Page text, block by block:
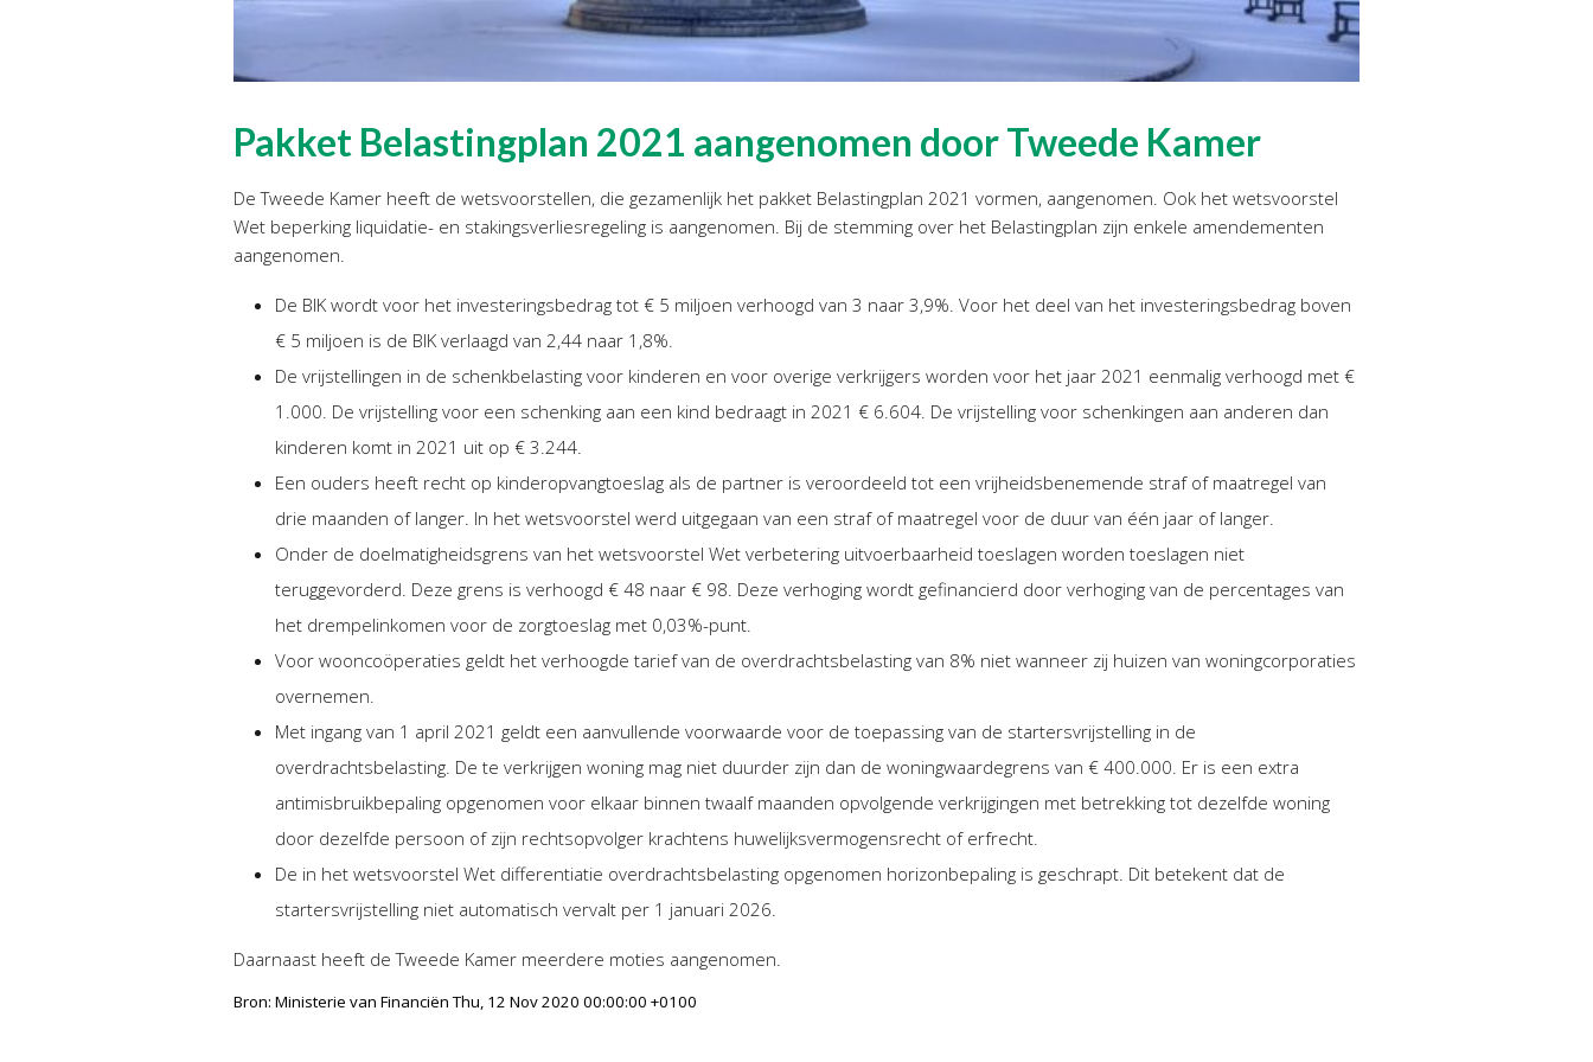
Pakket Belastingplan 2021 aangenomen door Tweede Kamer
De Tweede Kamer heeft de wetsvoorstellen, die gezamenlijk het pakket Belastingplan 2021 vormen, aangenomen. Ook het wetsvoorstel
Wet beperking liquidatie- en stakingsverliesregeling is aangenomen. Bij de stemming over het Belastingplan zijn enkele amendementen
aangenomen.
De BIK wordt voor het investeringsbedrag tot € 5 miljoen verhoogd van 3 naar 3,9%. Voor het deel van het investeringsbedrag boven
€ 5 miljoen is de BIK verlaagd van 2,44 naar 1,8%.
De vrijstellingen in de schenkbelasting voor kinderen en voor overige verkrijgers worden voor het jaar 2021 eenmalig verhoogd met €
1.000. De vrijstelling voor een schenking aan een kind bedraagt in 2021 € 6.604. De vrijstelling voor schenkingen aan anderen dan
kinderen komt in 2021 uit op € 3.244.
Een ouders heeft recht op kinderopvangtoeslag als de partner is veroordeeld tot een vrijheidsbenemende straf of maatregel van
drie maanden of langer. In het wetsvoorstel werd uitgegaan van een straf of maatregel voor de duur van één jaar of langer.
Onder de doelmatigheidsgrens van het wetsvoorstel Wet verbetering uitvoerbaarheid toeslagen worden toeslagen niet
teruggevorderd. Deze grens is verhoogd € 48 naar € 98. Deze verhoging wordt gefinancierd door verhoging van de percentages van
het drempelinkomen voor de zorgtoeslag met 0,03%-punt.
Voor wooncoöperaties geldt het verhoogde tarief van de overdrachtsbelasting van 8% niet wanneer zij huizen van woningcorporaties
overnemen.
Met ingang van 1 april 2021 geldt een aanvullende voorwaarde voor de toepassing van de startersvrijstelling in de
overdrachtsbelasting. De te verkrijgen woning mag niet duurder zijn dan de woningwaardegrens van € 400.000. Er is een extra
antimisbruikbepaling opgenomen voor elkaar binnen twaalf maanden opvolgende verkrijgingen met betrekking tot dezelfde woning
door dezelfde persoon of zijn rechtsopvolger krachtens huwelijksvermogensrecht of erfrecht.
De in het wetsvoorstel Wet differentiatie overdrachtsbelasting opgenomen horizonbepaling is geschrapt. Dit betekent dat de
startersvrijstelling niet automatisch vervalt per 1 januari 2026.
Daarnaast heeft de Tweede Kamer meerdere moties aangenomen.
Bron: Ministerie van Financiën Thu, 12 Nov 2020 00:00:00 +0100